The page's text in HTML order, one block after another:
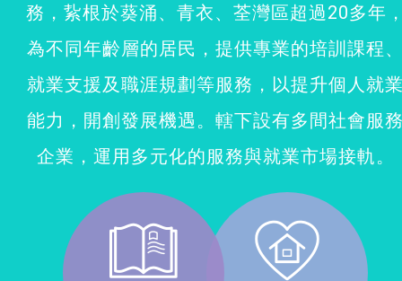
最新消息
務，紥根於葵涌、青衣、荃灣區超過20多年
為不同年齡層的居民，提供專業的培訓課程
就業支援及職涯規劃等服務，以提升個人就
能力，開創發展機遇。轄下設有多間社會服
企業，運用多元化的服務與就業市場接軌。